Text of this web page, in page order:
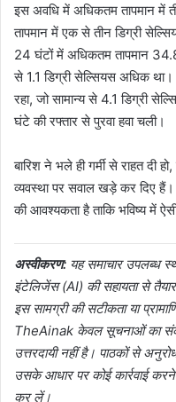
इस अवधि में अधिकतम तापमान में
तापमान में एक से तीन डिग्री
24 घंटों में अधिकतम तापमान 34.8
से 1.1 डिग्री सेल्सियस अधिक था।
रहा, जो सामान्य से 4.1 डिग्री
घंटे की रफ्तार से पुरवा हवा चली।
बारिश ने भले ही गर्मी से राहत दी
व्यवस्था पर सवाल खड़े कर दिए
की आवश्यकता है ताकि भविष्य में
अस्वीकरण: यह समाचार उपलब्ध
इंटेलिजेंस (AI) की सहायता से
इस सामग्री की सटीकता या
TheAinak केवल सूचनाओं का
उत्तरदायी नहीं है। पाठकों से
उसके आधार पर कोई कार्रवाई
कर लें।